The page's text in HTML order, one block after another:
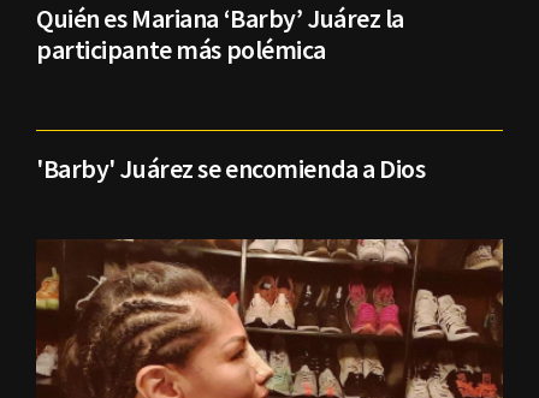
Quién es Mariana ‘Barby’ Juárez la
participante más polémica
'Barby' Juárez se encomienda a Dios